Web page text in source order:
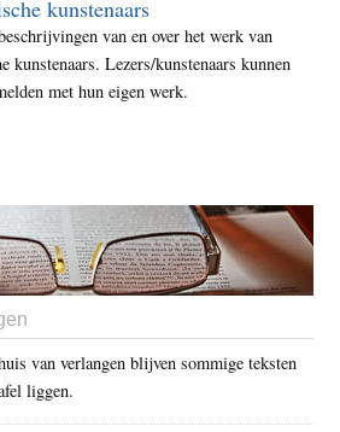
kunstenaars
van en over het werk van
kunstenaars. Lezers/kunstenaars kunnen
met hun eigen werk.
van verlangen blijven sommige teksten
liggen.